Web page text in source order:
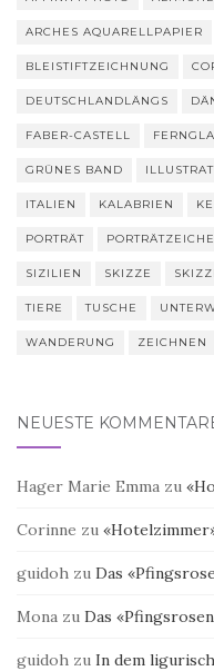
ARCHES AQUARELLPAPIER
BLEISTIFTZEICHNUNG
DEUTSCHLANDLÄNGS
FABER-CASTELL
GRÜNES BAND
ITALIEN KALABRIEN
PORTRÄT
SIZILIEN SKIZZE
TIERE TUSCHE
WANDERUNG ZEICHNEN
NEUESTE
Hager Marie Emma zu
Corinne zu
guidoh zu Das
Mona zu Das
guidoh zu In dem